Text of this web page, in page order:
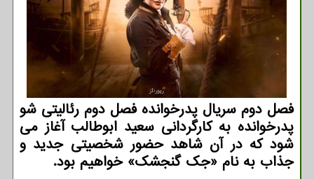
فصل دوم سریال پدرخوانده فصل دوم رئالیتی شو
پدرخوانده به کارگردانی سعید ابوطالب آغاز می
شود که در آن شاهد حضور شخصیتی جدید و
جذاب به نام «جک گنجشک» خواهیم بود.